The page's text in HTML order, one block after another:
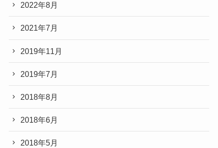
2022年8月
2021年7月
2019年11月
2019年7月
2018年8月
2018年6月
2018年5月